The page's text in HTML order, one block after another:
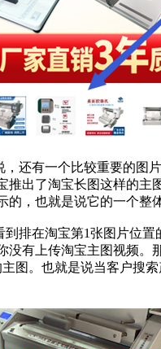
，还有一个比较重要的图
推出了淘宝长图这样的主
的，也就是说它的一个整
到排在淘宝第1张图片位
没有上传淘宝主图视频
图。也就是说当客户搜